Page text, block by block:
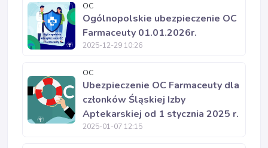
OC
Ogólnopolskie ubezpieczenie OC
Farmaceuty 01.01.2026r.
2025-12-29 10:26
OC
Ubezpieczenie OC Farmaceuty dla
członków Śląskiej Izby
Aptekarskiej od 1 stycznia 2025 r.
2025-01-07 12:15